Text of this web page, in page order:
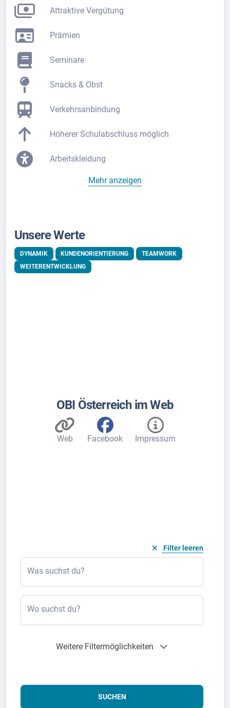
Attraktive Vergütung
Prämien
Seminare
Snacks & Obst
Verkehrsanbindung
Höherer Schulabschluss möglich
Arbeitskleidung
Mehr anzeigen
Unsere Werte
DYNAMIK KUNDENORIENTIERUNG
TEAMWORK
WEITERENTWICKLUNG
OBI Österreich im Web
Web Facebook Impressum
Filter leeren
Was suchst du?
Wo suchst du?
Weitere Filtermöglichkeiten
SUCHEN